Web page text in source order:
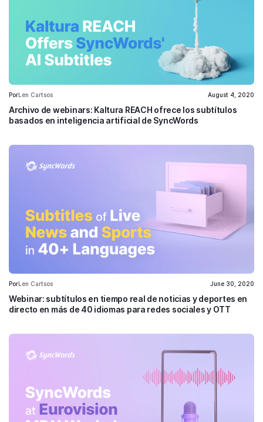
PorLen Cartsos August 4, 2020
Archivo de webinars: Kaltura REACH ofrece los subtítulos
basados en inteligencia artificial de SyncWords
PorLen Cartsos June 30, 2020
Webinar: subtítulos en tiempo real de noticias y deportes en
directo en más de 40 idiomas para redes sociales y OTT